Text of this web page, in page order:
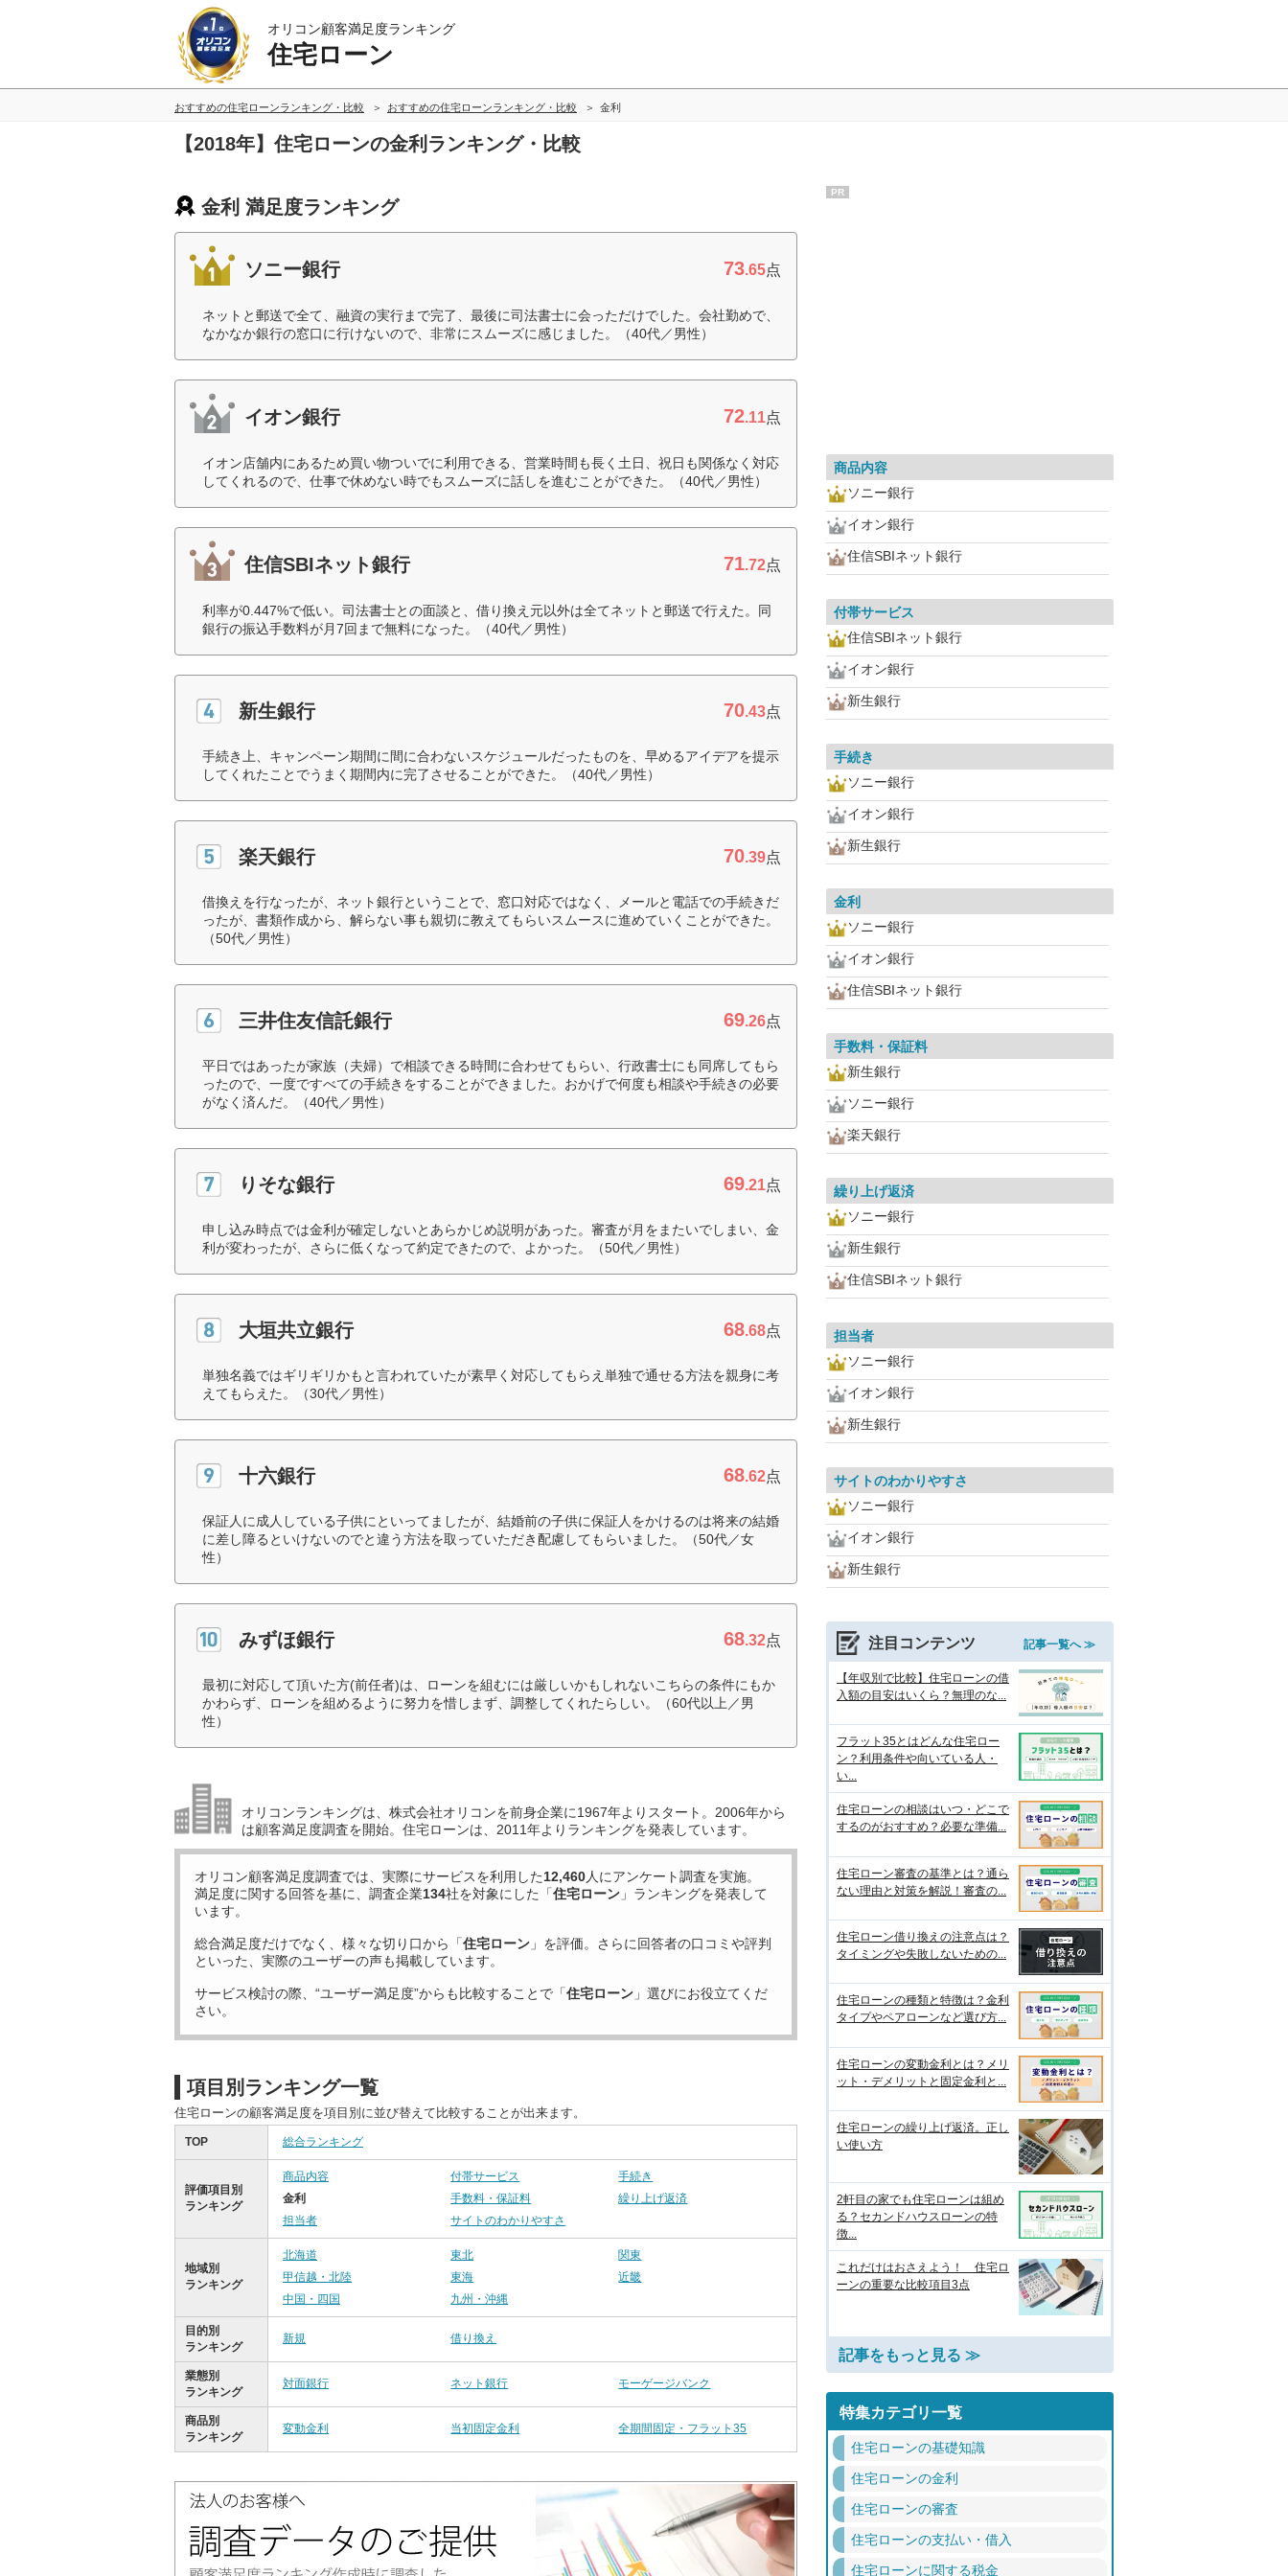
オリコン顧客満足度ランキング
住宅ローン
おすすめの住宅ローンランキング・比較 おすすめの住宅ローンランキング・比較 金利
【2018年】住宅ローンの金利ランキング・比較
金利 満足度ランキング
ソニー銀行 73.65点
ネットと郵送で全て、融資の実行まで完了、最後に司法書士に会っただけでした。会社勤めで、
なかなか銀行の窓口に行けないので、非常にスムーズに感じました。（40代／男性）
イオン銀行 72.11点
イオン店舗内にあるため買い物ついでに利用できる、営業時間も長く土日、祝日も関係なく対応
してくれるので、仕事で休めない時でもスムーズに話しを進むことができた。（40代／男性）
住信SBIネット銀行 71.72点
利率が0.447%で低い。司法書士との面談と、借り換え元以外は全てネットと郵送で行えた。同
銀行の振込手数料が月7回まで無料になった。（40代／男性）
新生銀行 70.43点
手続き上、キャンペーン期間に間に合わないスケジュールだったものを、早めるアイデアを提示
してくれたことでうまく期間内に完了させることができた。（40代／男性）
楽天銀行 70.39点
借換えを行なったが、ネット銀行ということで、窓口対応ではなく、メールと電話での手続きだ
ったが、書類作成から、解らない事も親切に教えてもらいスムースに進めていくことができた。
（50代／男性）
三井住友信託銀行 69.26点
平日ではあったが家族（夫婦）で相談できる時間に合わせてもらい、行政書士にも同席してもら
ったので、一度ですべての手続きをすることができました。おかげで何度も相談や手続きの必要
がなく済んだ。（40代／男性）
りそな銀行 69.21点
申し込み時点では金利が確定しないとあらかじめ説明があった。審査が月をまたいでしまい、金
利が変わったが、さらに低くなって約定できたので、よかった。（50代／男性）
大垣共立銀行 68.68点
単独名義ではギリギリかもと言われていたが素早く対応してもらえ単独で通せる方法を親身に考
えてもらえた。（30代／男性）
十六銀行 68.62点
保証人に成人している子供にといってましたが、結婚前の子供に保証人をかけるのは将来の結婚
に差し障るといけないのでと違う方法を取っていただき配慮してもらいました。（50代／女
性）
みずほ銀行 68.32点
最初に対応して頂いた方(前任者)は、ローンを組むには厳しいかもしれないこちらの条件にもか
かわらず、ローンを組めるように努力を惜しまず、調整してくれたらしい。（60代以上／男
性）
オリコンランキングは、株式会社オリコンを前身企業に1967年よりスタート。2006年から
は顧客満足度調査を開始。住宅ローンは、2011年よりランキングを発表しています。
オリコン顧客満足度調査では、実際にサービスを利用した12,460人にアンケート調査を実施。
満足度に関する回答を基に、調査企業134社を対象にした「住宅ローン 」ランキングを発表して
います。
総合満足度だけでなく、様々な切り口から「住宅ローン 」を評価。さらに回答者の口コミや評判
といった、実際のユーザーの声も掲載しています。
サービス検討の際、“ユーザー満足度”からも比較することで「住宅ローン 」選びにお役立てくだ
さい。
項目別ランキング一覧
住宅ローンの顧客満足度を項目別に並び替えて比較することが出来ます。
TOP 総合ランキング
評価項目別
ランキング
商品内容 付帯サービス
手続き
金利
手数料・保証料
繰り上げ返済
担当者
サイトのわかりやすさ
地域別
ランキング
北海道 東北
関東
甲信越・北陸
東海
近畿
中国・四国
九州・沖縄
目的別
ランキング
新規 借り換え
業態別
ランキング
対面銀行 ネット銀行 モーゲージバンク
商品別
ランキング
変動金利 当初固定金利 全期間固定・フラット35
PR
商品内容
ソニー銀行
イオン銀行
住信SBIネット銀行
付帯サービス
住信SBIネット銀行
イオン銀行
新生銀行
手続き
ソニー銀行
イオン銀行
新生銀行
金利
ソニー銀行
イオン銀行
住信SBIネット銀行
手数料・保証料
新生銀行
ソニー銀行
楽天銀行
繰り上げ返済
ソニー銀行
新生銀行
住信SBIネット銀行
担当者
ソニー銀行
イオン銀行
新生銀行
サイトのわかりやすさ
ソニー銀行
イオン銀行
新生銀行
注目コンテンツ 記事一覧へ ≫
【年収別で比較】住宅ローンの借
入額の目安はいくら？無理のな...
フラット35とはどんな住宅ロー
ン？利用条件や向いている人・
い...
住宅ローンの相談はいつ・どこで
するのがおすすめ？必要な準備...
住宅ローン審査の基準とは？通ら
ない理由と対策を解説！審査の...
住宅ローン借り換えの注意点は？
タイミングや失敗しないための...
住宅ローンの種類と特徴は？金利
タイプやペアローンなど選び方...
住宅ローンの変動金利とは？メリ
ット・デメリットと固定金利と...
住宅ローンの繰り上げ返済。正し
い使い方
2軒目の家でも住宅ローンは組め
る？セカンドハウスローンの特
徴...
これだけはおさえよう！ 住宅ロ
ーンの重要な比較項目3点
記事をもっと見る ≫
特集カテゴリ一覧
住宅ローンの基礎知識
住宅ローンの金利
住宅ローンの審査
住宅ローンの支払い・借入
住宅ローンに関する税金